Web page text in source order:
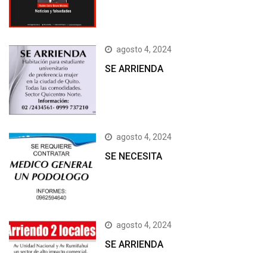
agosto 4, 2024
SE ARRIENDA
agosto 4, 2024
SE NECESITA
agosto 4, 2024
SE ARRIENDA